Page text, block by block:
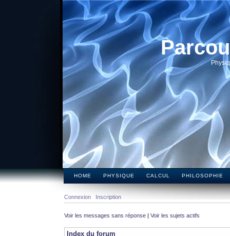
HOME PHYSIQUE CALCUL PHILOSOPHIE
Connexion Inscription
Voir les messages sans réponse | Voir les sujets actifs
Index du forum